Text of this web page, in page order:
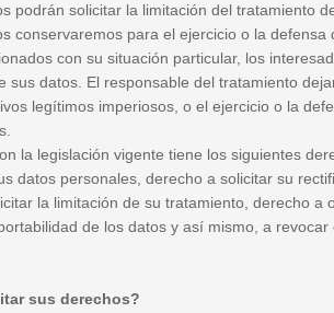
podrán solicitar la limitación del tratamiento
conservaremos para el ejercicio o la defensa
con su situación particular, los
sus datos. El responsable del tratamiento
legítimos imperiosos, o el ejercicio o la
la legislación vigente tiene los siguientes
datos personales, derecho a solicitar su
la limitación de su tratamiento, derecho a
de los datos y así mismo, a revocar
sus derechos?